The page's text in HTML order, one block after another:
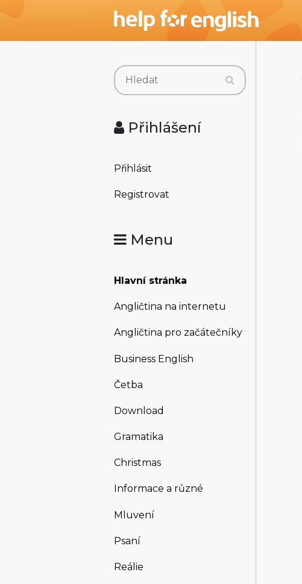
Přihlášení
Přihlásit
Registrovat
Menu
Hlavní stránka
Angličtina na internetu
Angličtina pro začátečníky
Business English
Četba
Download
Gramatika
Christmas
Informace a různé
Mluvení
Psaní
Reálie